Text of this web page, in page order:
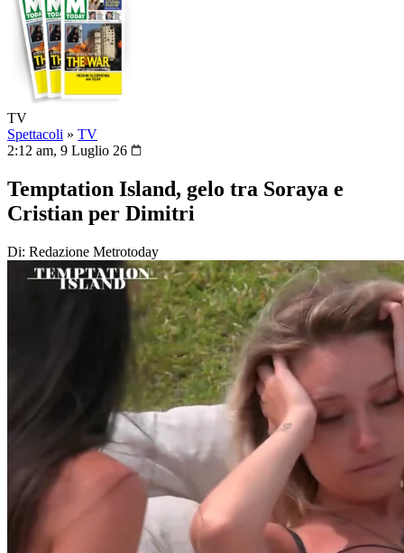
TV
Spettacoli » TV
2:12 am, 9 Luglio 26
Temptation Island, gelo tra Soraya e
Cristian per Dimitri
Di: Redazione Metrotoday